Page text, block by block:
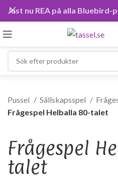
Pussel Sällskapsspel
Frågespel Helballa 80-talet
Frågespel
talet
Just nu REA på alla Bluebird-